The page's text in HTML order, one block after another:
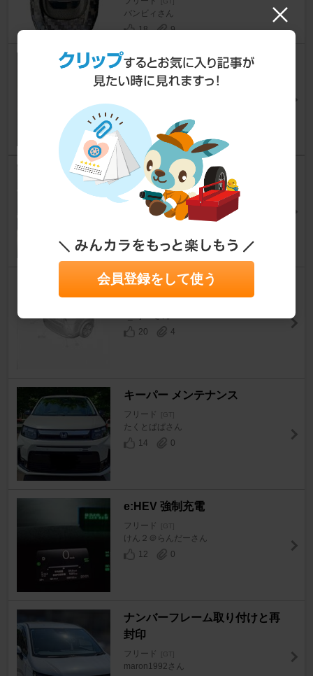
バンビィさん
18
9
（DIY）デッドニング② リアゲ
ート
Raiseさん
2
運転席/助手席周りのケーブル整
理
フリード [GT]
かんかんかんたむさん
11
12
ユーロホーン配線図
20
4
キーパー メンテナンス
フリード [GT]
たくとぱぱさん
14
0
e:HEV 強制充電
フリード [GT]
けん２＠らんだーさん
12
0
ナンバーフレーム取り付けと再
封印
フリード [GT]
maron1992さん
会員登録をして使う